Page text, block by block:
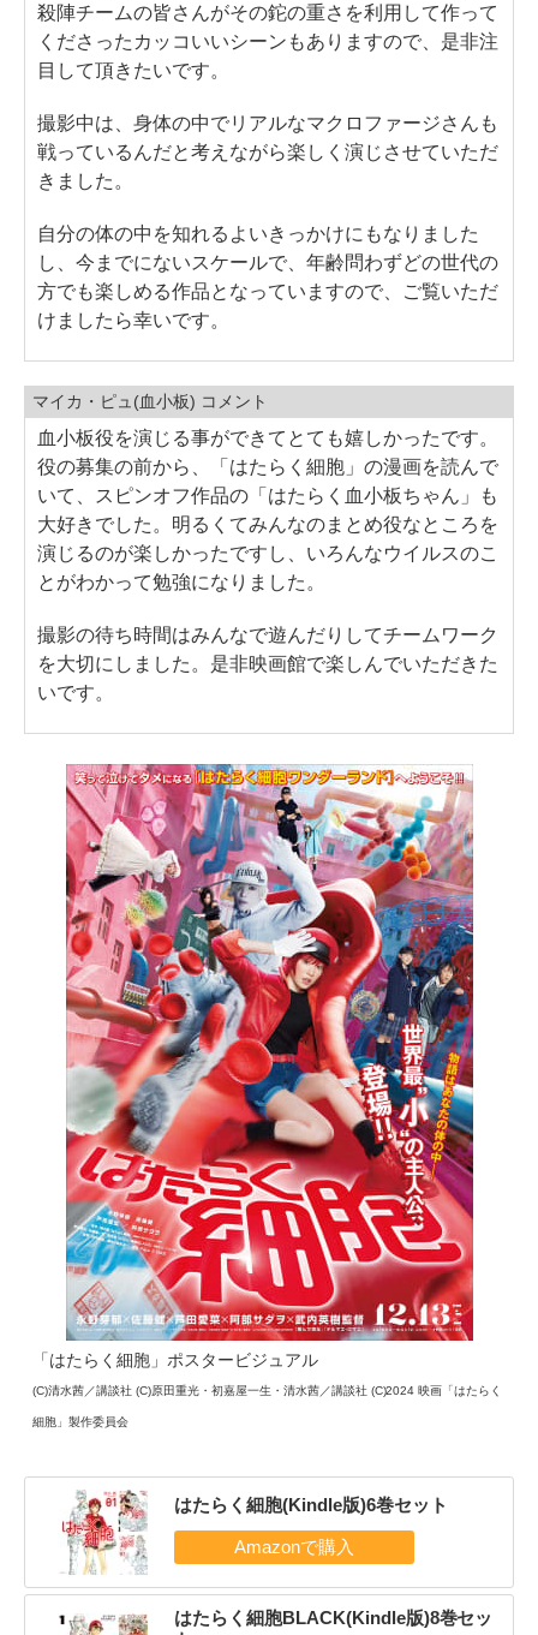
殺陣チームの皆さんがその鉈の重さを利用して作って
くださったカッコいいシーンもありますので、是非注
目して頂きたいです。
撮影中は、身体の中でリアルなマクロファージさんも
戦っているんだと考えながら楽しく演じさせていただ
きました。
自分の体の中を知れるよいきっかけにもなりました
し、今までにないスケールで、年齢問わずどの世代の
方でも楽しめる作品となっていますので、ご覧いただ
けましたら幸いです。
マイカ・ピュ(血小板) コメント
血小板役を演じる事ができてとても嬉しかったです。
役の募集の前から、「はたらく細胞」の漫画を読んで
いて、スピンオフ作品の「はたらく血小板ちゃん」も
大好きでした。明るくてみんなのまとめ役なところを
演じるのが楽しかったですし、いろんなウイルスのこ
とがわかって勉強になりました。
撮影の待ち時間はみんなで遊んだりしてチームワーク
を大切にしました。是非映画館で楽しんでいただきた
いです。
「はたらく細胞」ポスタービジュアル
(C)清水茜／講談社 (C)原田重光・初嘉屋一生・清水茜／講談社 (C)2024 映画「はたらく
細胞」製作委員会
はたらく細胞(Kindle版)6巻セット
はたらく細胞BLACK(Kindle版)8巻セッ